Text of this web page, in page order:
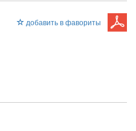
добавить в фавориты